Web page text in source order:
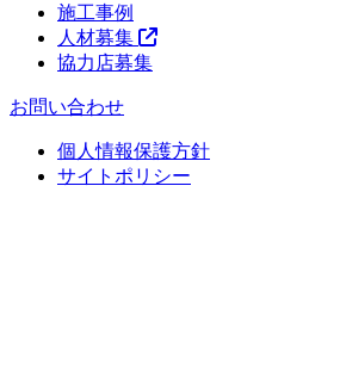
施工事例
人材募集
協力店募集
お問い合わせ
個人情報保護方針
サイトポリシー